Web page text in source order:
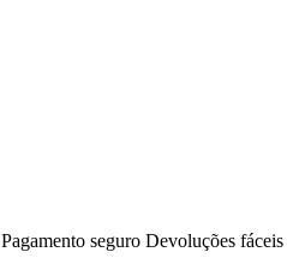
Pagamento seguro Devoluções fáceis